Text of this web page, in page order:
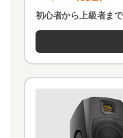
初心者から上級者まで